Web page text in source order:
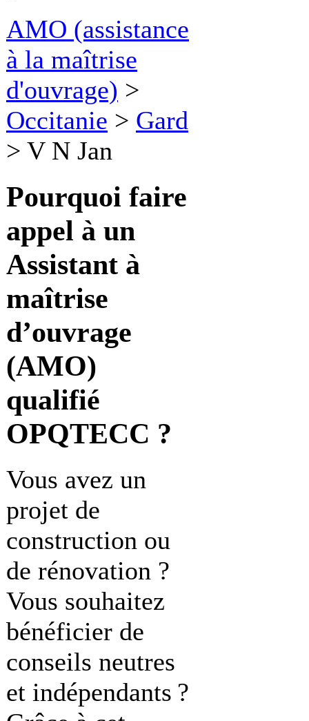
AMO (assistance
à la maîtrise
d'ouvrage) >
Occitanie > Gard
> V N Jan
Pourquoi faire
appel à un
Assistant à
maîtrise
d’ouvrage
(AMO)
qualifié
OPQTECC ?
Vous avez un
projet de
construction ou
de rénovation ?
Vous souhaitez
bénéficier de
conseils neutres
et indépendants ?